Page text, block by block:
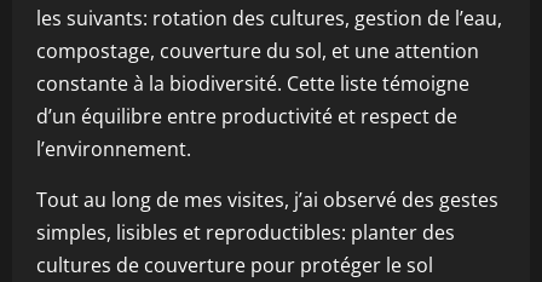
les suivants: rotation des cultures, gestion de l’eau,
compostage, couverture du sol, et une attention
constante à la biodiversité. Cette liste témoigne
d’un équilibre entre productivité et respect de
l’environnement.
Tout au long de mes visites, j’ai observé des gestes
simples, lisibles et reproductibles: planter des
cultures de couverture pour protéger le sol